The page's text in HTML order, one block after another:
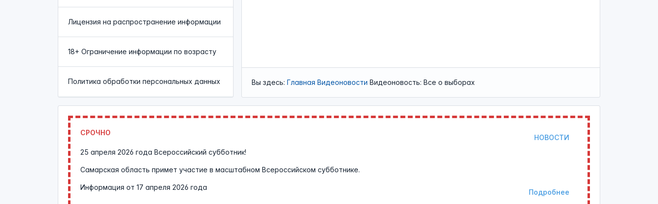
Лицензия на распространение информации
18+ Ограничение информации по возрасту
Политика обработки персональных данных Вы здесь: Главная Видеоновости Видеоновость: Все о выборах
СРОЧНО
НОВОСТИ
25 апреля 2026 года Всероссийский субботник!
Самарская область примет участие в масштабном Всероссийском субботнике.
Подробнее
Информация от 17 апреля 2026 года